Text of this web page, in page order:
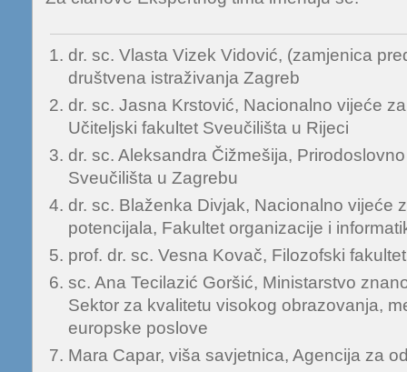
dr. sc. Vlasta Vizek Vidović, (zamjenica
društvena istraživanja Zagreb
dr. sc. Jasna Krstović, Nacionalno vijeće
Učiteljski fakultet Sveučilišta u Rijeci
dr. sc. Aleksandra Čižmešija,
Sveučilišta u Zagrebu
dr. sc. Blaženka Divjak, Nacionalno vijeće
potencijala, Fakultet organizacije i
prof. dr. sc. Vesna Kovač, Filozofski
sc. Ana Tecilazić Goršić, Ministarstvo
Sektor za kvalitetu visokog obrazovanja,
europske poslove
Mara Capar, viša savjetnica, Agencija za